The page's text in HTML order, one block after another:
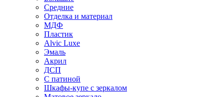
Средние
Отделка и материал
МДФ
Пластик
Alvic Luxe
Эмаль
Акрил
ДСП
С патиной
Шкафы-купе с зеркалом